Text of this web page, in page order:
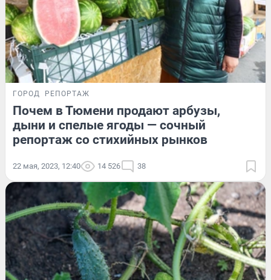
ГОРОД РЕПОРТАЖ
Почем в Тюмени продают арбузы,
дыни и спелые ягоды — сочный
репортаж со стихийных рынков
22 мая, 2023, 12:40 14 526 38